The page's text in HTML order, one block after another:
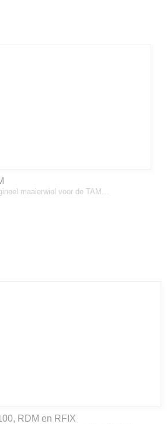
maaierwiel voor de TAM…
RDM en RFIX